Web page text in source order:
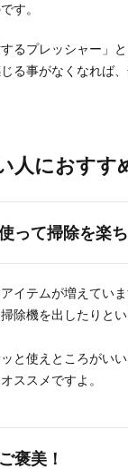
す。
るプレッシャー」と
る事がなくなれば
人におすす
って掃除を楽
イテムが増えていま
除機を出したりと
と使えところがいい
ススメですよ。
褒美！